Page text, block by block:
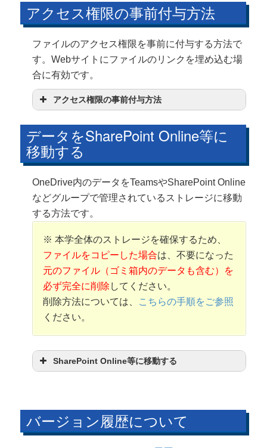
アクセス権限の事前付与方法
ファイルのアクセス権限を事前に付与する方法で
す。Webサイトにファイルのリンクを埋め込む場
合に有効です。
アクセス権限の事前付与方法
データをSharePoint Online等に
移動する
OneDrive内のデータをTeamsやSharePoint Online
などグループで管理されているストレージに移動
する方法です。
※ 本学全体のストレージを確保するため、
ファイルをコピーした場合は、不要になった
元のファイル（ゴミ箱内のデータも含む）を
必ず完全に削除 してください。
削除方法については、 こちらの手順をご参照
ください。
SharePoint Online等に移動する
バージョン履歴について